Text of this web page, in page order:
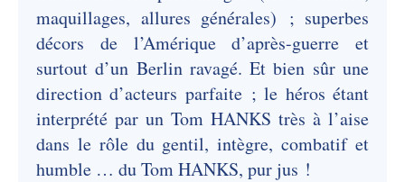
maquillages, allures générales) ; superbes
décors de l’Amérique d’après-guerre et
surtout d’un Berlin ravagé. Et bien sûr une
direction d’acteurs parfaite ; le héros étant
interprété par un Tom HANKS très à l’aise
dans le rôle du gentil, intègre, combatif et
humble … du Tom HANKS, pur jus !